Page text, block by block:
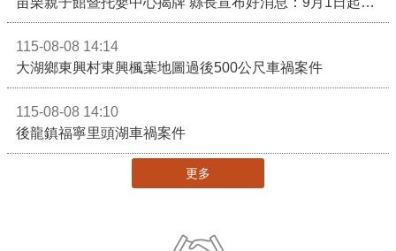
115-08-08 14:14
大湖鄉東興村東興楓葉地圖過後500公尺車禍案件
115-08-08 14:10
後龍鎮福寧里頭湖車禍案件
更多